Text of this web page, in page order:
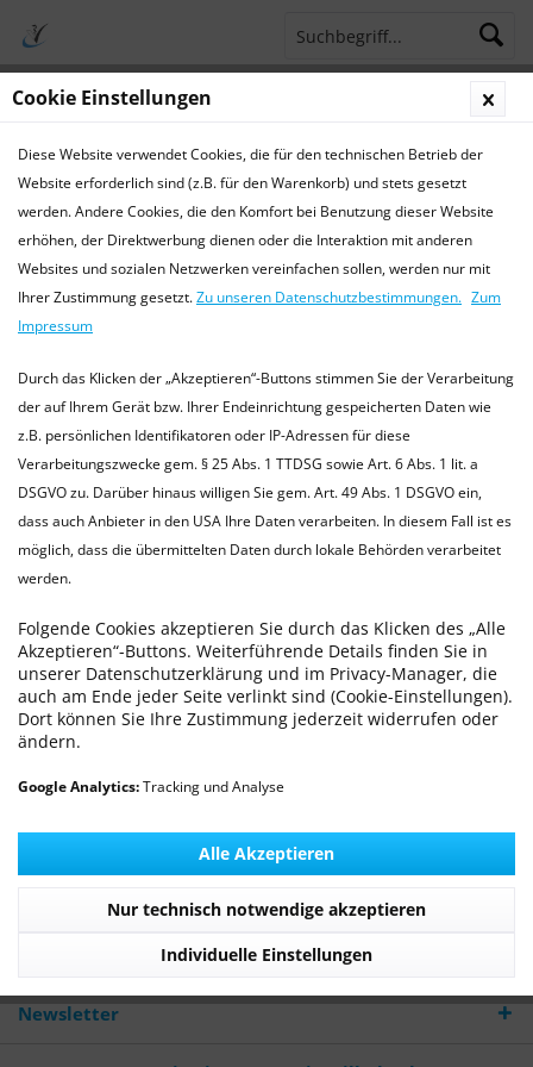
Terminsprechstunde Service Hotline 04421 773770
Chirurgie
Chirurgie für Kleintiere, Heimtiere und Exoten
Kater , Heimtiere männlich / weiblich (Kaninchen,...mehr
erfahren »
Filtern
und Nager)
Von: Dr. med. vet. Ralf Michling 27.06.12 08:13 0 Kommentare
Bei der Kastration männlicher Heimtiere wird die offen-
besteht die größtmögliche Sicherheit).
Mehr lesen
Operationen Chirurgie
Newsletter
Cookie Einstellungen
Diese Website verwendet Cookies, die für den technischen Betrieb der
Website erforderlich sind (z.B. für den Warenkorb) und stets gesetzt
werden. Andere Cookies, die den Komfort bei Benutzung dieser Website
erhöhen, der Direktwerbung dienen oder die Interaktion mit anderen
Websites und sozialen Netzwerken vereinfachen sollen, werden nur mit
Ihrer Zustimmung gesetzt.Zu unseren Datenschutzbestimmungen. Zum
Impressum
Durch das Klicken der „Akzeptieren“-Buttons stimmen Sie der Verarbeitung
der auf Ihrem Gerät bzw. Ihrer Endeinrichtung gespeicherten Daten wie
z.B. persönlichen Identifikatoren oder IP-Adressen für diese
Verarbeitungszwecke gem. § 25 Abs. 1 TTDSG sowie Art. 6 Abs. 1 lit. a
DSGVO zu. Darüber hinaus willigen Sie gem. Art. 49 Abs. 1 DSGVO ein,
dass auch Anbieter in den USA Ihre Daten verarbeiten. In diesem Fall ist es
möglich, dass die übermittelten Daten durch lokale Behörden verarbeitet
werden.
Folgende Cookies akzeptieren Sie durch das Klicken des „Alle
Akzeptieren“-Buttons. Weiterführende Details finden Sie in
unserer Datenschutzerklärung und im Privacy-Manager, die
auch am Ende jeder Seite verlinkt sind (Cookie-Einstellungen).
Dort können Sie Ihre Zustimmung jederzeit widerrufen oder
ändern.
Google Analytics:Tracking und Analyse
Individuelle Einstellungen
Nur technisch notwendige akzeptieren
Alle Akzeptieren